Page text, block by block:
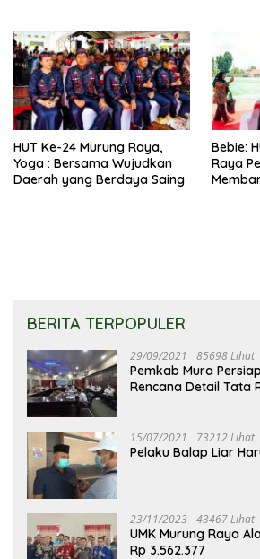
HUT Ke-24 Murung Raya,
Yoga : Bersama Wujudkan
Daerah yang Berdaya Saing
Bebie:
Raya
BERITA TERPOPULER
29/09/2021 85698 Lihat
Pemkab Mura
Rencana Detail Tata
15/07/2021 73212 Lihat
Pelaku Balap Liar
23/11/2023 43467 Lihat
UMK Murung Raya
Rp 3.562.377